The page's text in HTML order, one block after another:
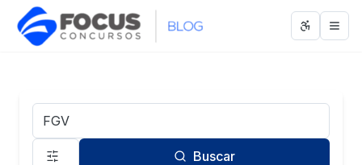
Abrir
Termo de Busca
Buscar